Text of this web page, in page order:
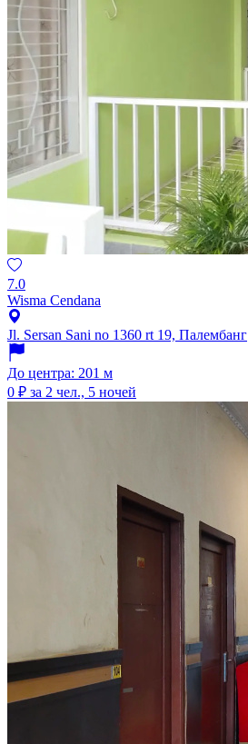
7.0
Wisma Cendana
Jl. Sersan Sani no 1360 rt 19, Палембанг
До центра: 201 м
0 ₽ за 2 чел., 5 ночей